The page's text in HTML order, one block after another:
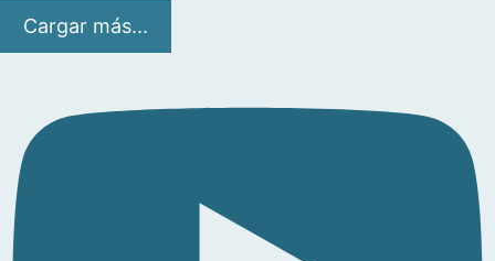
Cargar más...